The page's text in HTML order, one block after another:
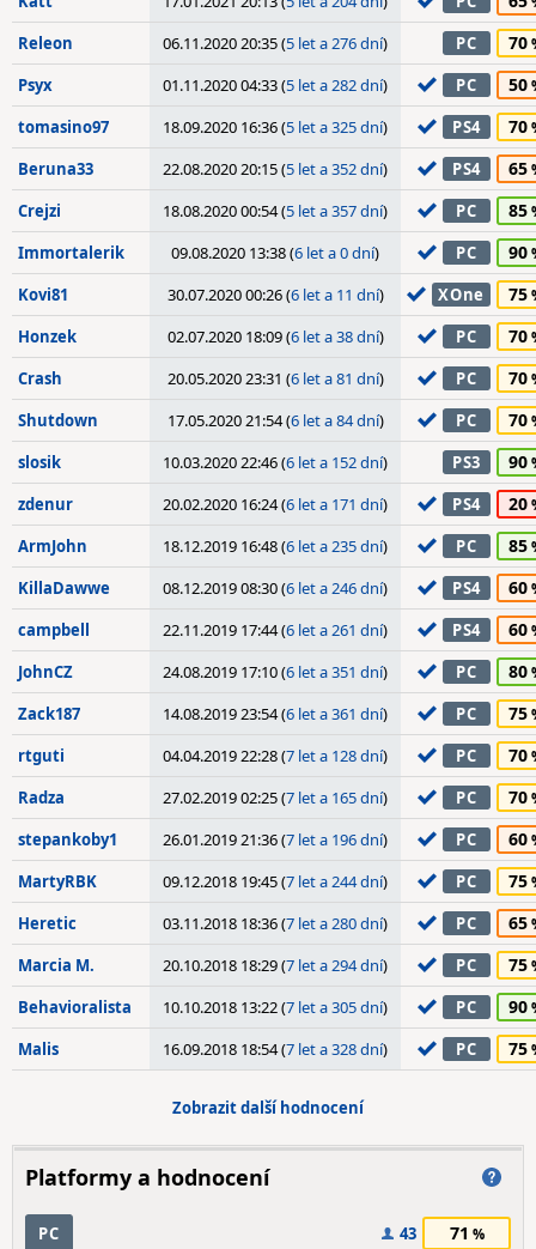
Releon 06.11.2020 20:35 (5 let a 276 dní) PC 70
Psyx 01.11.2020 04:33 (5 let a 282 dní) PC 50
tomasino97 18.09.2020 16:36 (5 let a 325 dní) PS4 70
Beruna33 22.08.2020 20:15 (5 let a 352 dní) PS4 65
Crejzi 18.08.2020 00:54 (5 let a 357 dní) PC 85
Immortalerik 09.08.2020 13:38 (6 let a 0 dní) PC 90
Kovi81 30.07.2020 00:26 (6 let a 11 dní) XOne 75
Honzek 02.07.2020 18:09 (6 let a 38 dní) PC 70
Crash 20.05.2020 23:31 (6 let a 81 dní) PC 70
Shutdown 17.05.2020 21:54 (6 let a 84 dní) PC 70
slosik 10.03.2020 22:46 (6 let a 152 dní) PS3 90
zdenur 20.02.2020 16:24 (6 let a 171 dní) PS4 20
ArmJohn 18.12.2019 16:48 (6 let a 235 dní) PC 85
KillaDawwe 08.12.2019 08:30 (6 let a 246 dní) PS4 60
campbell 22.11.2019 17:44 (6 let a 261 dní) PS4 60
JohnCZ 24.08.2019 17:10 (6 let a 351 dní) PC 80
Zack187 14.08.2019 23:54 (6 let a 361 dní) PC 75
rtguti 04.04.2019 22:28 (7 let a 128 dní) PC 70
Radza 27.02.2019 02:25 (7 let a 165 dní) PC 70
stepankoby1 26.01.2019 21:36 (7 let a 196 dní) PC 60
MartyRBK 09.12.2018 19:45 (7 let a 244 dní) PC 75
Heretic 03.11.2018 18:36 (7 let a 280 dní) PC 65
Marcia M. 20.10.2018 18:29 (7 let a 294 dní) PC 75
Behavioralista 10.10.2018 13:22 (7 let a 305 dní) PC 90
Malis 16.09.2018 18:54 (7 let a 328 dní) PC 75
Zobrazit další hodnocení
Platformy a hodnocení
PC 43 71